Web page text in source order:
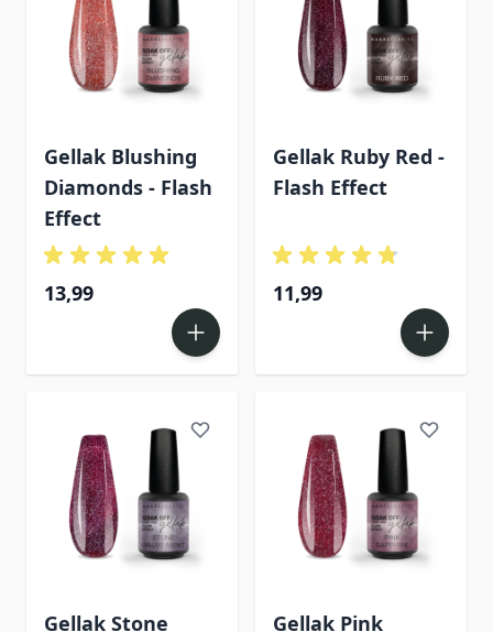
Gellak Blushing
Diamonds - Flash
Effect
13,99
Gellak Ruby Red -
Flash Effect
11,99
Gellak Stone Gellak Pink